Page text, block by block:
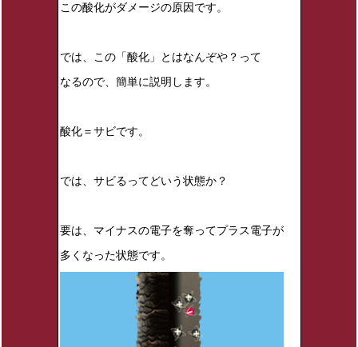
この酸化がダメージの原因です。
では、この「酸化」とはなんぞや？って
なるので、簡単に説明します。
酸化＝サビです。
では、サビるってどいう状態か？
要は、マイナスの電子を奪ってプラス電子が
多くなった状態です。